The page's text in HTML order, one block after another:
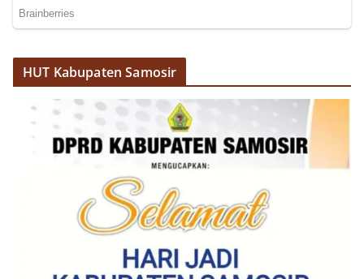
HUT Kabupaten Samosir